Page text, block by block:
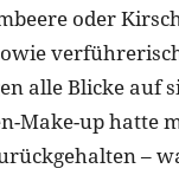
oder
alle Blicke auf
Make-up hatte
–